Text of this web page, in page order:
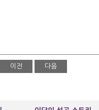
이전 다음